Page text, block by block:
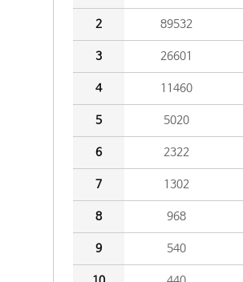
2 89532
3 26601
4 11460
5 5020
6 2322
7 1302
8 968
9 540